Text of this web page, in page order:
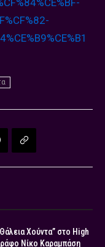
Χούντα” στο High
Νίκο Καραμπάση